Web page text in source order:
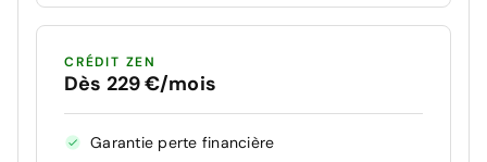
CRÉDIT ZEN
Dès 229 €/mois
Garantie perte financière